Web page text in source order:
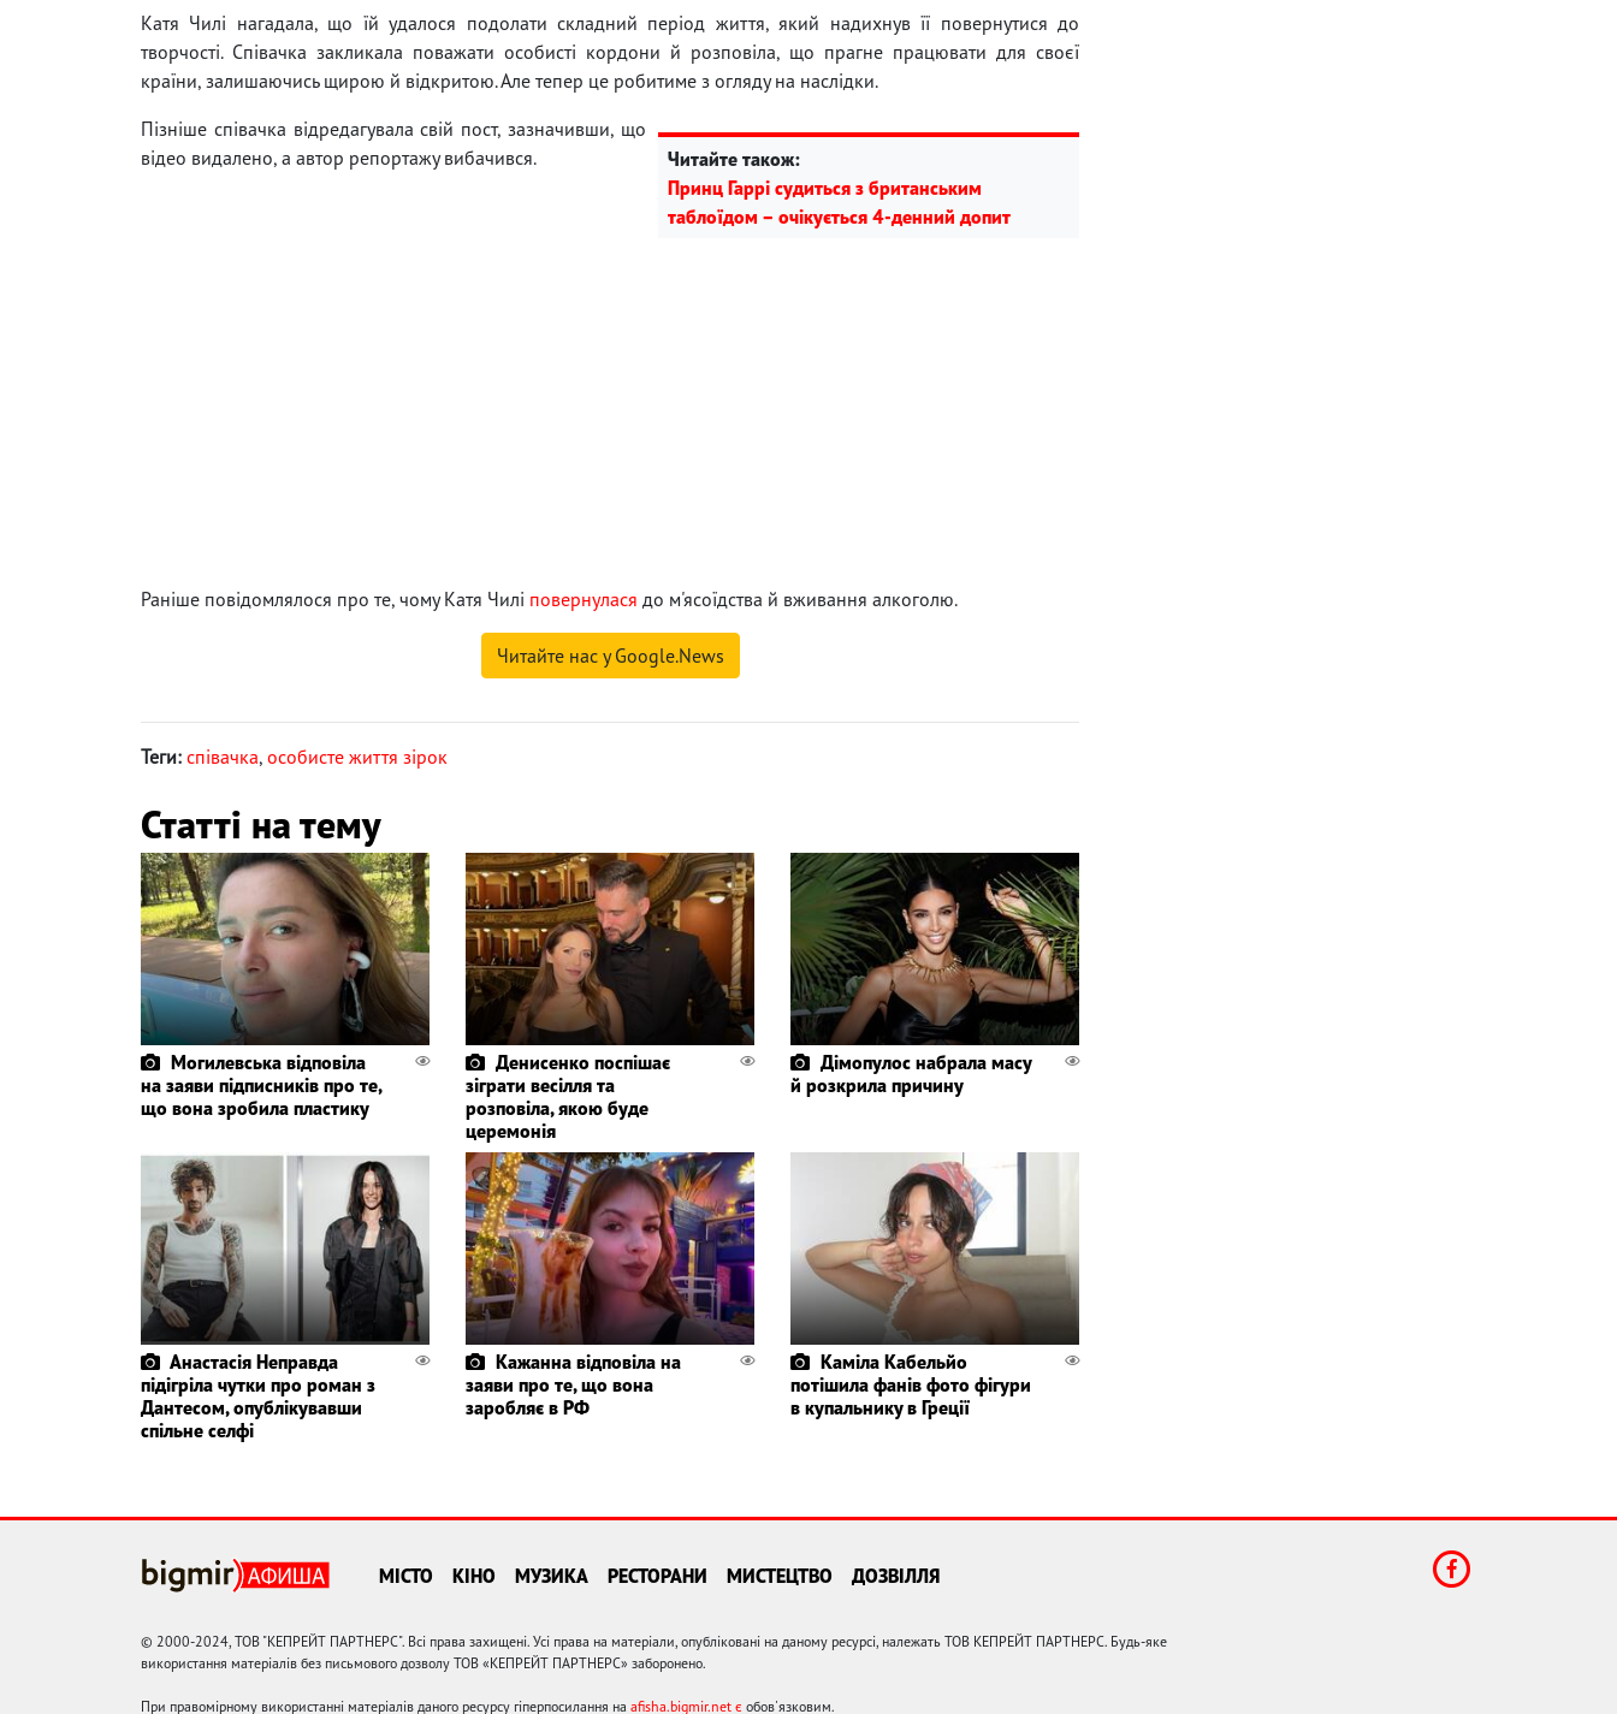
Катя Чилі нагадала, що їй удалося подолати складний період життя, який надихнув її повернутися до
творчості. Співачка закликала поважати особисті кордони й розповіла, що прагне працювати для своєї
країни, залишаючись щирою й відкритою. Але тепер це робитиме з огляду на наслідки.
Читайте також:
Принц Гаррі судиться з британським
таблоїдом – очікується 4-денний допит
Пізніше співачка відредагувала свій пост, зазначивши, що
відео видалено, а автор репортажу вибачився.
Раніше повідомлялося про те, чому Катя Чилі повернулася до м'ясоїдства й вживання алкоголю.
Читайте нас у Google.News
Теги: співачка, особисте життя зірок
Статті на тему
Могилевська відповіла
на заяви підписників про те,
що вона зробила пластику
Денисенко поспішає
зіграти весілля та
розповіла, якою буде
церемонія
Дімопулос набрала масу
й розкрила причину
Анастасія Неправда
підігріла чутки про роман з
Дантесом, опублікувавши
спільне селфі
Кажанна відповіла на
заяви про те, що вона
заробляє в РФ
Каміла Кабельйо
потішила фанів фото фігури
в купальнику в Греції
МІСТО КІНО МУЗИКА РЕСТОРАНИ МИСТЕЦТВО ДОЗВІЛЛЯ
© 2000-2024, ТОВ "КЕПРЕЙТ ПАРТНЕРС". Всі права захищені. Усі права на матеріали, опубліковані на даному ресурсі, належать ТОВ КЕПРЕЙТ ПАРТНЕРС. Будь-яке
використання матеріалів без письмового дозволу ТОВ «КЕПРЕЙТ ПАРТНЕРС» заборонено.
При правомірному використанні матеріалів даного ресурсу гіперпосилання на afisha.bigmir.net є обов'язковим.